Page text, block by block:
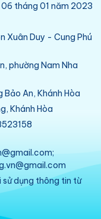
tháng 01 năm 2023
Xuân Duy - Cung Phú
phường Nam Nha
An, Khánh Hòa
Khánh Hòa
sử dụng thông tin từ